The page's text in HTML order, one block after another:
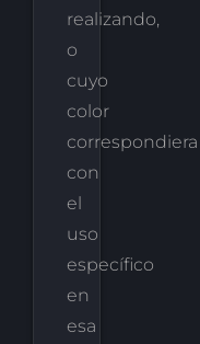
realizando,
o
cuyo
color
correspondiera
con
el
uso
específico
en
esa